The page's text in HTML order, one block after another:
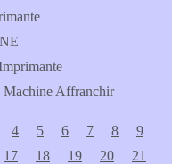
Machine Affranchir
4 5 6 7 8
9
17 18 19 20
21